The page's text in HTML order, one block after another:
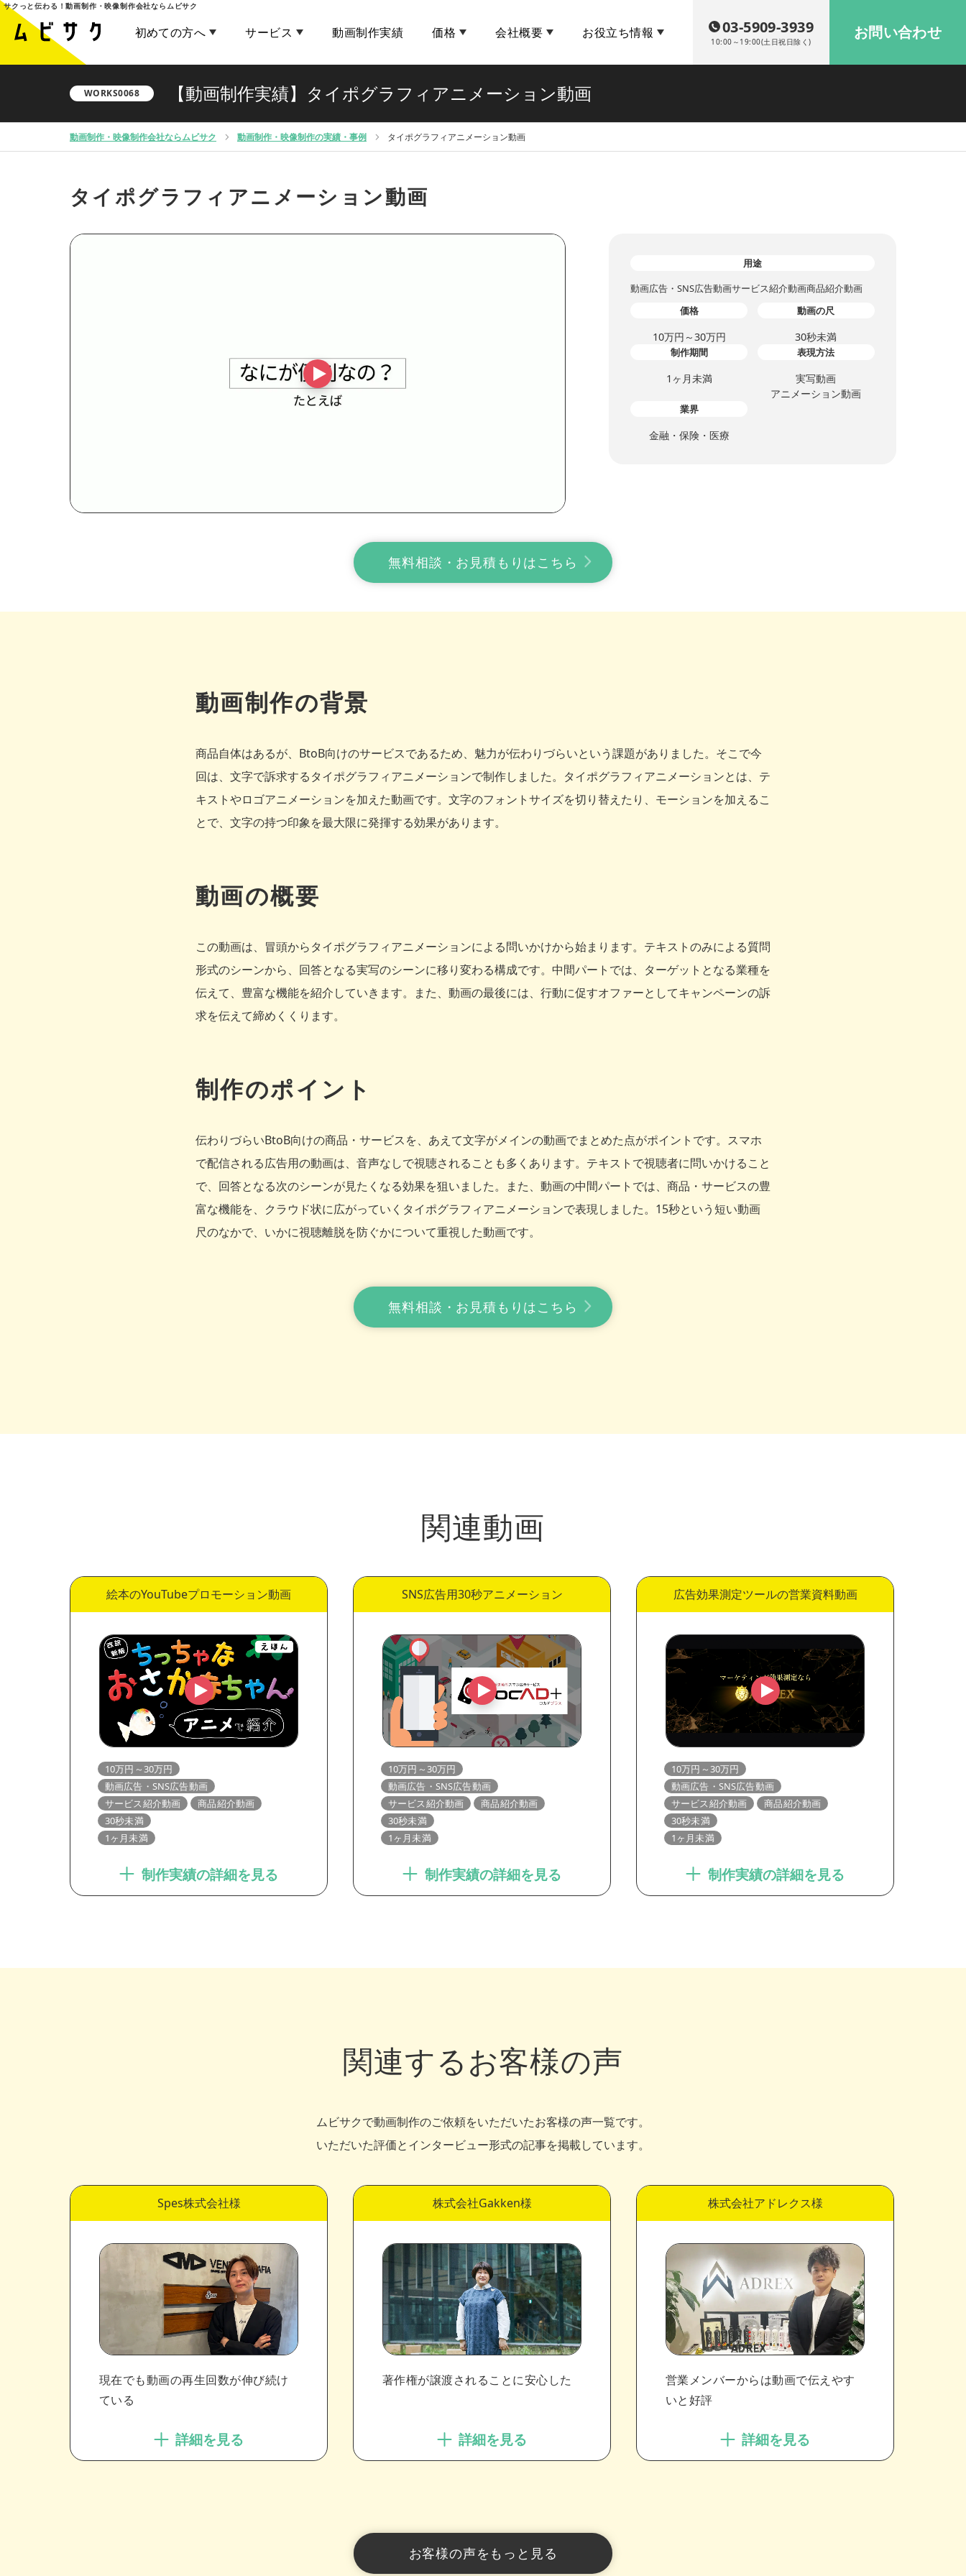
03-5909-3939
10:00～19:00(土日祝日除く) お問い合わせ
初めての方へ サービス 動画制作実績 価格 会社概要 お役立ち情報
サクっと伝わる！動画制作・映像制作会社ならムビサク
WORKS0068 【動画制作実績】タイポグラフィアニメーション動画
動画制作・映像制作会社ならムビサク 動画制作・映像制作の実績・事例 タイポグラフィアニメーション動画
タイポグラフィアニメーション動画
用途
動画広告・SNS広告動画サービス紹介動画商品紹介動画
価格
10万円～30万円
動画の尺
30秒未満
制作期間
1ヶ月未満
表現方法
実写動画
アニメーション動画
業界
金融・保険・医療
無料相談・お見積もりはこちら
動画制作の背景
商品自体はあるが、BtoB向けのサービスであるため、魅力が伝わりづらいという課題がありました。そこで今
回は、文字で訴求するタイポグラフィアニメーションで制作しました。タイポグラフィアニメーションとは、テ
キストやロゴアニメーションを加えた動画です。文字のフォントサイズを切り替えたり、モーションを加えるこ
とで、文字の持つ印象を最大限に発揮する効果があります。
動画の概要
この動画は、冒頭からタイポグラフィアニメーションによる問いかけから始まります。テキストのみによる質問
形式のシーンから、回答となる実写のシーンに移り変わる構成です。中間パートでは、ターゲットとなる業種を
伝えて、豊富な機能を紹介していきます。また、動画の最後には、行動に促すオファーとしてキャンペーンの訴
求を伝えて締めくくります。
制作のポイント
伝わりづらいBtoB向けの商品・サービスを、あえて文字がメインの動画でまとめた点がポイントです。スマホ
で配信される広告用の動画は、音声なしで視聴されることも多くあります。テキストで視聴者に問いかけること
で、回答となる次のシーンが見たくなる効果を狙いました。また、動画の中間パートでは、商品・サービスの豊
富な機能を、クラウド状に広がっていくタイポグラフィアニメーションで表現しました。15秒という短い動画
尺のなかで、いかに視聴離脱を防ぐかについて重視した動画です。
無料相談・お見積もりはこちら
関連動画
絵本のYouTubeプロモーション動画
10万円～30万円
動画広告・SNS広告動画
サービス紹介動画
商品紹介動画
30秒未満
1ヶ月未満
制作実績の詳細を見る
SNS広告用30秒アニメーション
10万円～30万円
動画広告・SNS広告動画
サービス紹介動画
商品紹介動画
30秒未満
1ヶ月未満
制作実績の詳細を見る
広告効果測定ツールの営業資料動画
10万円～30万円
動画広告・SNS広告動画
サービス紹介動画
商品紹介動画
30秒未満
1ヶ月未満
制作実績の詳細を見る
関連するお客様の声
ムビサクで動画制作のご依頼をいただいたお客様の声一覧です。
いただいた評価とインタービュー形式の記事を掲載しています。
Spes株式会社様
現在でも動画の再生回数が伸び続け
ている
詳細を見る
株式会社Gakken様
著作権が譲渡されることに安心した
詳細を見る
株式会社アドレクス様
営業メンバーからは動画で伝えやす
いと好評
詳細を見る
お客様の声をもっと見る